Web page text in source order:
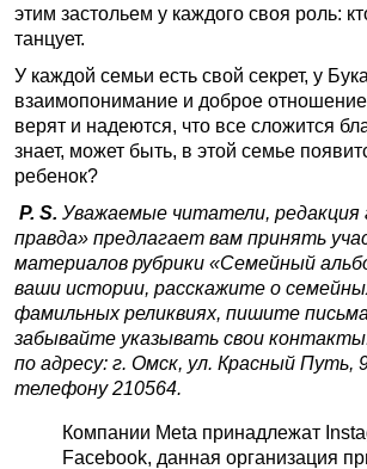
этим застольем у каждого своя роль:
танцует.
У каждой семьи есть свой секрет, у
взаимопонимание и доброе
верят и надеются, что все сложится
знает, может быть, в этой семье
ребенок?
P. S. Уважаемые читатели, редакция
правда» предлагает вам принять
материалов рубрики «Семейный
ваши истории, расскажите о
фамильных реликвиях, пишите
забывайте указывать свои
по адресу: г. Омск, ул. Красный Путь,
телефону 21­05­64.
Компании Meta принадлежат
Facebook, данная организация